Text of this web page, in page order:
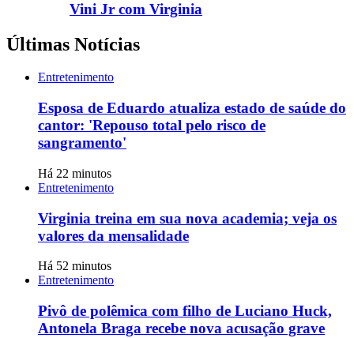
Vini Jr com Virginia
Últimas Notícias
Entretenimento
Esposa de Eduardo atualiza estado de saúde do
cantor: 'Repouso total pelo risco de
sangramento'
Há 22 minutos
Entretenimento
Virginia treina em sua nova academia; veja os
valores da mensalidade
Há 52 minutos
Entretenimento
Pivô de polêmica com filho de Luciano Huck,
Antonela Braga recebe nova acusação grave